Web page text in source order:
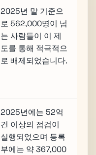
2025년 말 기준으
로 562,000명이 넘
는 사람들이 이 제
도를 통해 적극적으
로 배제되었습니다.
2025년에는 52억
건 이상의 점검이
실행되었으며 등록
부에는 약 367,000